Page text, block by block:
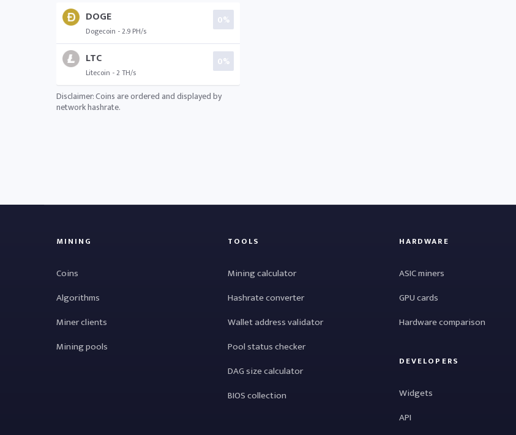
DOGE
Dogecoin - 2.9 PH/s
0%
LTC
Litecoin - 2 TH/s
0%
Disclaimer: Coins are ordered and displayed by
network hashrate.
MINING
Coins
Algorithms
Miner clients
Mining pools
TOOLS
Mining calculator
Hashrate converter
Wallet address validator
Pool status checker
DAG size calculator
BIOS collection
HARDWARE
ASIC miners
GPU cards
Hardware comparison
DEVELOPERS
Widgets
API